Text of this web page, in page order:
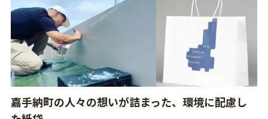
嘉手納町の人々の想いが詰まった、環境に配慮し